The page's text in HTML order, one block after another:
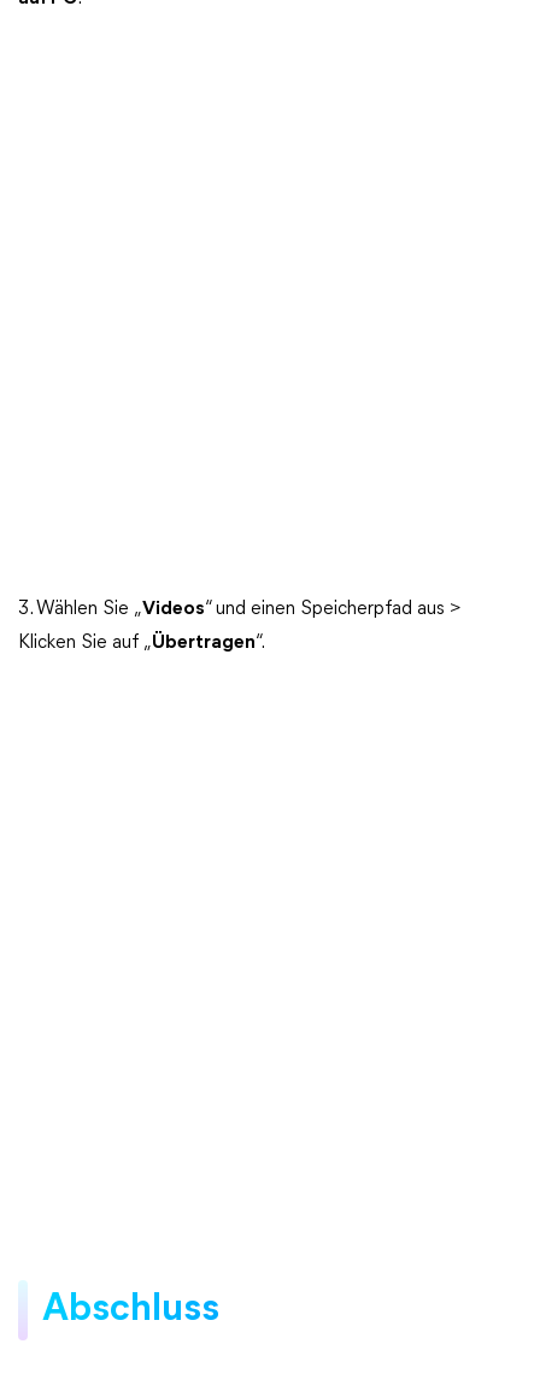
3. Wählen Sie „Videos“ und einen Speicherpfad aus >
Klicken Sie auf „Übertragen“.
Abschluss